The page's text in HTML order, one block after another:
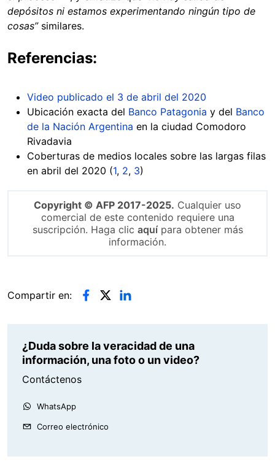
depósitos ni estamos experimentando ningún tipo de
cosas”similares.
Referencias:
Video publicado el 3 de abril del 2020
Ubicación exacta del Banco Patagonia y del Banco
de la Nación Argentina en la ciudad Comodoro
Rivadavia
Coberturas de medios locales sobre las largas filas
en abril del 2020 (1, 2, 3)
Copyright © AFP 2017-2025. Cualquier uso
comercial de este contenido requiere una
suscripción. Haga clic aquípara obtener más
información.
Compartir en:
¿Duda sobre la veracidad de una
información, una foto o un video?
Contáctenos
WhatsApp
Correo electrónico